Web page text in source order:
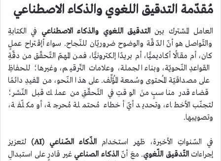
مُقدّمة التدقيق اللغوي والذكاء الاصطناعي
العامل المشترك بينالتدقيق اللغوي والذكاء الاصطناعي في الكتابةِ
والتّواصل هو أنّ الدّقّة والوضوح ضروريّان للنّجاح. سواء أإقتراح عملٍ
كان، أم مقالًا أكاديميًّا، أم بريدًا إلكترونيًّا، فمن المهمّ التّحقّق من دقّةِ
القواعدِ النّحويّة، وبناء الجملة، وعلامات التّرقيم، وغيرها؛ للحفاظِ
على مصداقيّة المُحتوى وسُمعة المُؤلِّف. على هذا النّحو، من المفيدِ دائمًا
قضاء قدر مناسبٍ منَ الوقتِ في التّحقّقِ من عملك قبل النّشر؛
لتجنّب الأخطاء، وتحديد أيّ أخطاء مُحتملة مُحرجة، أو مكلّفة،
وتصويبها.
في السّنواتِ الأخيرة، ظهر استخدام الذّكاء الصّناعي (AI)
لتعزيز
إجراءاتالتّدقيق اللّغوي. معَ أنّالذكاء الصناعي غير قادرٍ على استبدالِ